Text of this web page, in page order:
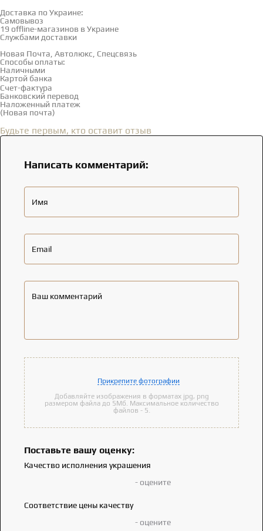
Доставка по Украине:
Самовывоз
19 offline-магазинов в Украине
Службами доставки
Новая Почта, Автолюкс, Спецсвязь
Способы оплаты:
Наличными
Картой банка
Счет-фактура
Банковский перевод
Наложенный платеж
(Новая почта)
Будьте первым, кто оставит отзыв
Написать комментарий:
Имя
Email
Ваш комментарий
Прикрепите фотографии
Добавляйте изображения в форматах jpg, png
размером файла до 5Мб. Максимальное количество
файлов - 5.
Поставьте вашу оценку:
Качество исполнения украшения
- оцените
Соответствие цены качеству
- оцените